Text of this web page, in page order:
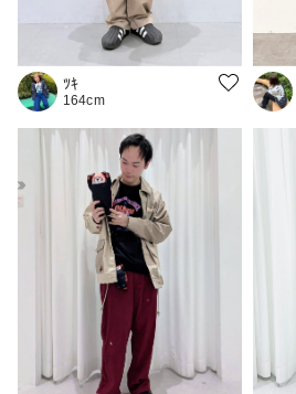
ﾂｷ
164cm